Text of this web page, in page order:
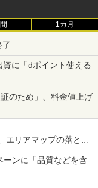
1カ月
に「dポイント使える
のため」、料金値上げ
リアマップの落とし
ンに「品質などを含